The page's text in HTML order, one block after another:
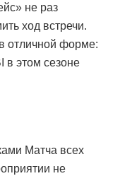
не раз
ход встречи.
отличной форме:
в этом сезоне
Матча всех
не